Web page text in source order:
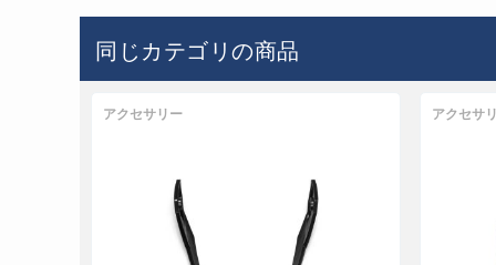
同じカテゴリの商品
アクセサリー アクセサ